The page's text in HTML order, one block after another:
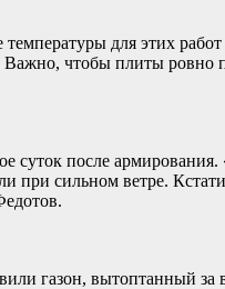
для этих
чтобы плиты
суток после
сильном ветре.
газон, вытоптанный за